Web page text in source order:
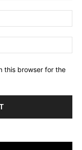
this browser for the